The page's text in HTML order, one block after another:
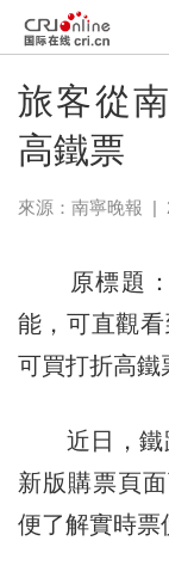
旅客從
高鐵票
來源： 南寧晚報 |
原標題：
能，可直觀
可買打折高鐵
近日，鐵路
新版購票頁
便了解實時票